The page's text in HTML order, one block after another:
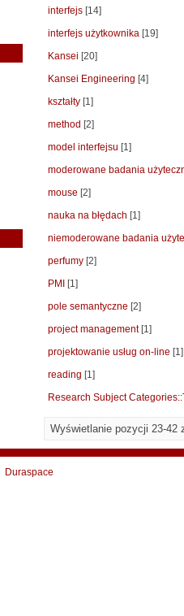
interfejs [14]
interfejs użytkownika [19]
Kansei [20]
Kansei Engineering [4]
kształty [1]
method [2]
model interfejsu [1]
moderowane badania
mouse [2]
nauka na błędach [1]
niemoderowane badania
perfumy [2]
PMI
[1]
pole semantyczne [2]
project management[1]
projektowanie usług on-line [1]
reading [1]
Research Subject
Wyświetlanie pozycji 23-42
Duraspace